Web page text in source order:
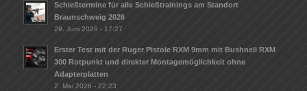
Schießtermine für alle Schießtrainings am Standort
Braunschweig 2026
29. Juni 2026 - 17:27
Erster Test mit der Ruger Pistole RXM 9mm mit Bushnell RXM
300 Rotpunkt und direkter Montagemöglichkeit ohne
Adapterplatten
2. Mai 2026 - 22:23